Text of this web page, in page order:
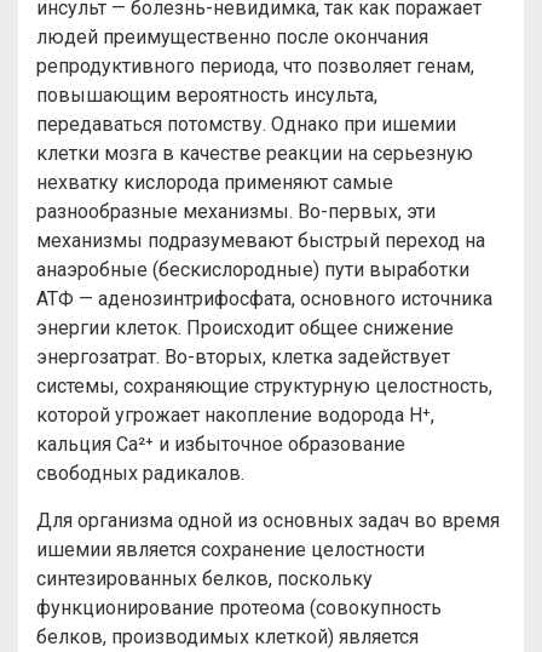
инсульт — болезнь-невидимка, так как поражает
людей преимущественно после окончания
репродуктивного периода, что позволяет генам,
повышающим вероятность инсульта,
передаваться потомству. Однако при ишемии
клетки мозга в качестве реакции на серьезную
нехватку кислорода применяют самые
разнообразные механизмы. Во-первых, эти
механизмы подразумевают быстрый переход на
анаэробные (бескислородные) пути выработки
АТФ — аденозинтрифосфата, основного источника
энергии клеток. Происходит общее снижение
энергозатрат. Во-вторых, клетка задействует
системы, сохраняющие структурную целостность,
которой угрожает накопление водорода H⁺,
кальция Ca²⁺ и избыточное образование
свободных радикалов.
Для организма одной из основных задач во время
ишемии является сохранение целостности
синтезированных белков, поскольку
функционирование протеома (совокупность
белков, производимых клеткой) является